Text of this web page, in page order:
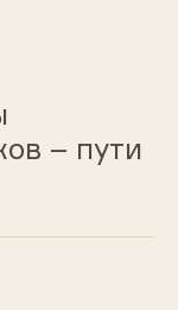
– пути